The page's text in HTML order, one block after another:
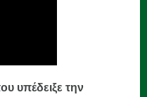
υπέδειξε την